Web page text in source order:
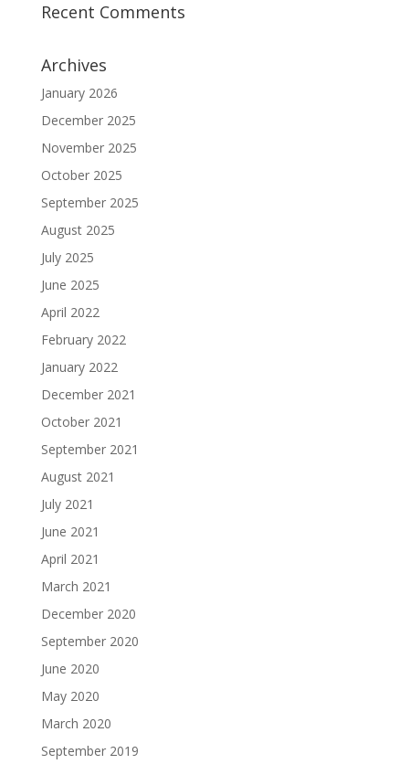
Recent Comments
Archives
January 2026
December 2025
November 2025
October 2025
September 2025
August 2025
July 2025
June 2025
April 2022
February 2022
January 2022
December 2021
October 2021
September 2021
August 2021
July 2021
June 2021
April 2021
March 2021
December 2020
September 2020
June 2020
May 2020
March 2020
September 2019